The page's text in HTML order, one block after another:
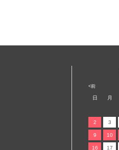
<前
日 月
2 3
9 10
16 17